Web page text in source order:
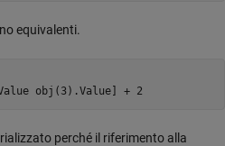
equivalenti.
obj(3).Value] + 2
perché il riferimento alla